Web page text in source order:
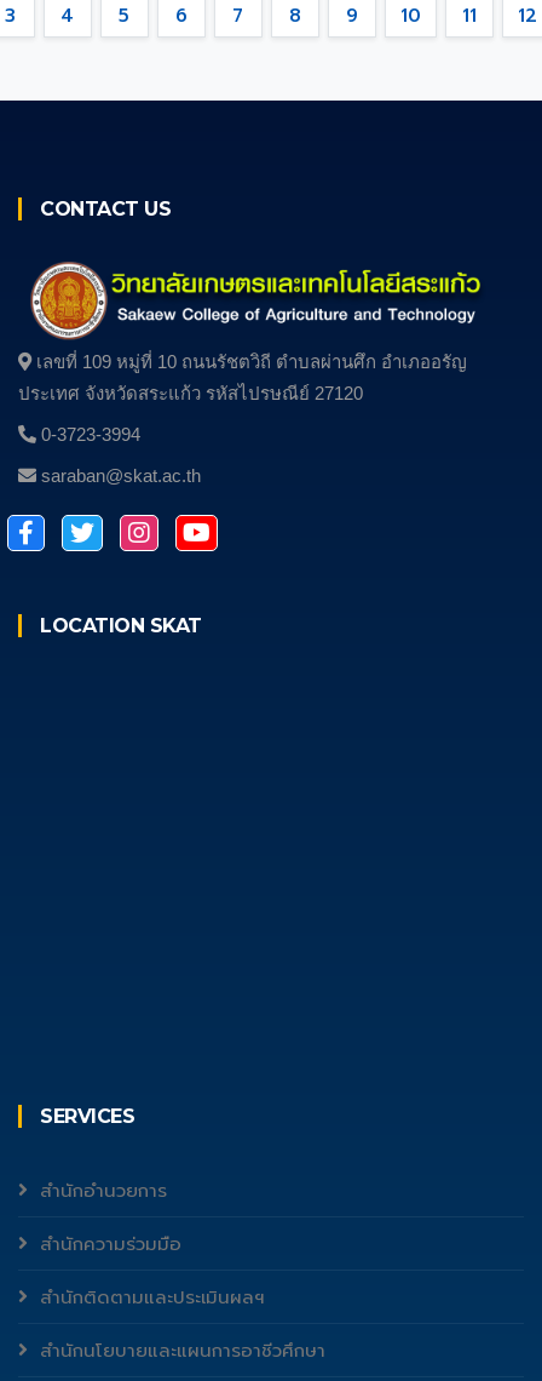
3 4 5 6 7 8 9 10 11 12
CONTACT US
เลขที่ 109 หมู่ที่ 10 ถนนรัชตวิถี ตําบลผ่านศึก อําเภออรัญ
ประเทศ จังหวัดสระแก้ว รหัสไปรษณีย์ 27120
0-3723-3994
saraban@skat.ac.th
LOCATION SKAT
SERVICES
สำนักอำนวยการ
สำนักความร่วมมือ
สำนักติดตามและประเมินผลฯ
สำนักนโยบายและแผนการอาชีวศึกษา